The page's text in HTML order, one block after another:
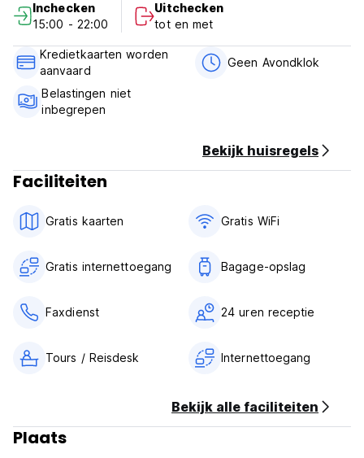
supermarkten... heel dichtbij en tot laat open.
Vergeet niet om in de rue des Abbesses te wandelen, zo
bijzonder
Beleid en voorwaarden van Luxel the Hotel:
Annuleringsvoorwaarden: 72 uur voor aankomst.
Deze accommodatie kan voor aankomst een pre-autorisatie
op je creditcard uitvoeren.
Uitchecken vóór 12.00 uur.
Betaling bij aankomst contant, met creditcard.
per persoon per nacht
Algemeen:
Alles is beschikbaar, laat open en heel dichtbij in de wijk:
Inchecken
15:00 - 22:00
Uitchecken
tot en met
Kredietkaarten worden
aanvaard
Geen Avondklok
Belastingen niet
inbegrepen
Bekijk huisregels
Faciliteiten
Gratis kaarten Gratis WiFi
Gratis internettoegang Bagage-opslag
Faxdienst 24 uren receptie
Tours / Reisdesk Internettoegang
Bekijk alle faciliteiten
Plaats